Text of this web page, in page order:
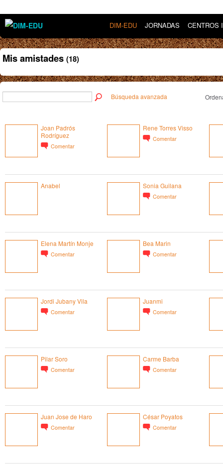
DIM-EDU JORNADAS CENTROS
Mis amistades (18)
Búsqueda avanzada
Joan Padrós
Rodríguez
Comentar
Rene Torres Visso
Comentar
Anabel Sonia Guilana
Comentar
Elena Martín Monje
Comentar
Bea Marin
Comentar
Jordi Jubany Vila
Comentar
Juanmi
Comentar
Pilar Soro
Comentar
Carme Barba
Comentar
Juan Jose de Haro
Comentar
César Poyatos
Comentar